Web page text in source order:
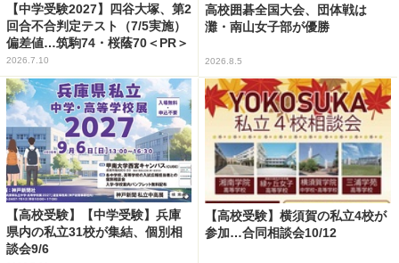
【中学受験2027】四谷大塚、第2
回合不合判定テスト（7/5実施）
偏差値…筑駒74・桜蔭70＜PR＞
2026.7.10
高校囲碁全国大会、団体戦は
灘・南山女子部が優勝
2026.8.5
【高校受験】【中学受験】兵庫
県内の私立31校が集結、個別相
談会9/6
【高校受験】横須賀の私立4校が
参加…合同相談会10/12